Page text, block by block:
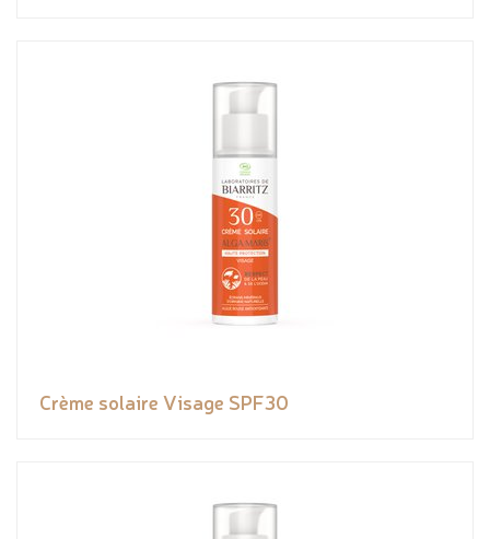
Crème solaire Visage SPF30